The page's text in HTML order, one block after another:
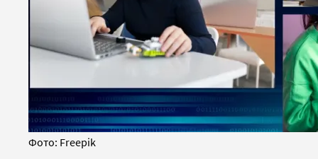
Фото: Freepik